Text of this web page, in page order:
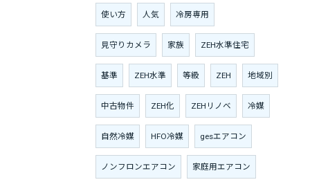
使い方 人気 冷房専用
見守りカメラ 家族 ZEH水準住宅
基準 ZEH水準 等級 ZEH 地域別
中古物件 ZEH化 ZEHリノベ 冷媒
自然冷媒 HFO冷媒 gesエアコン
ノンフロンエアコン 家庭用エアコン